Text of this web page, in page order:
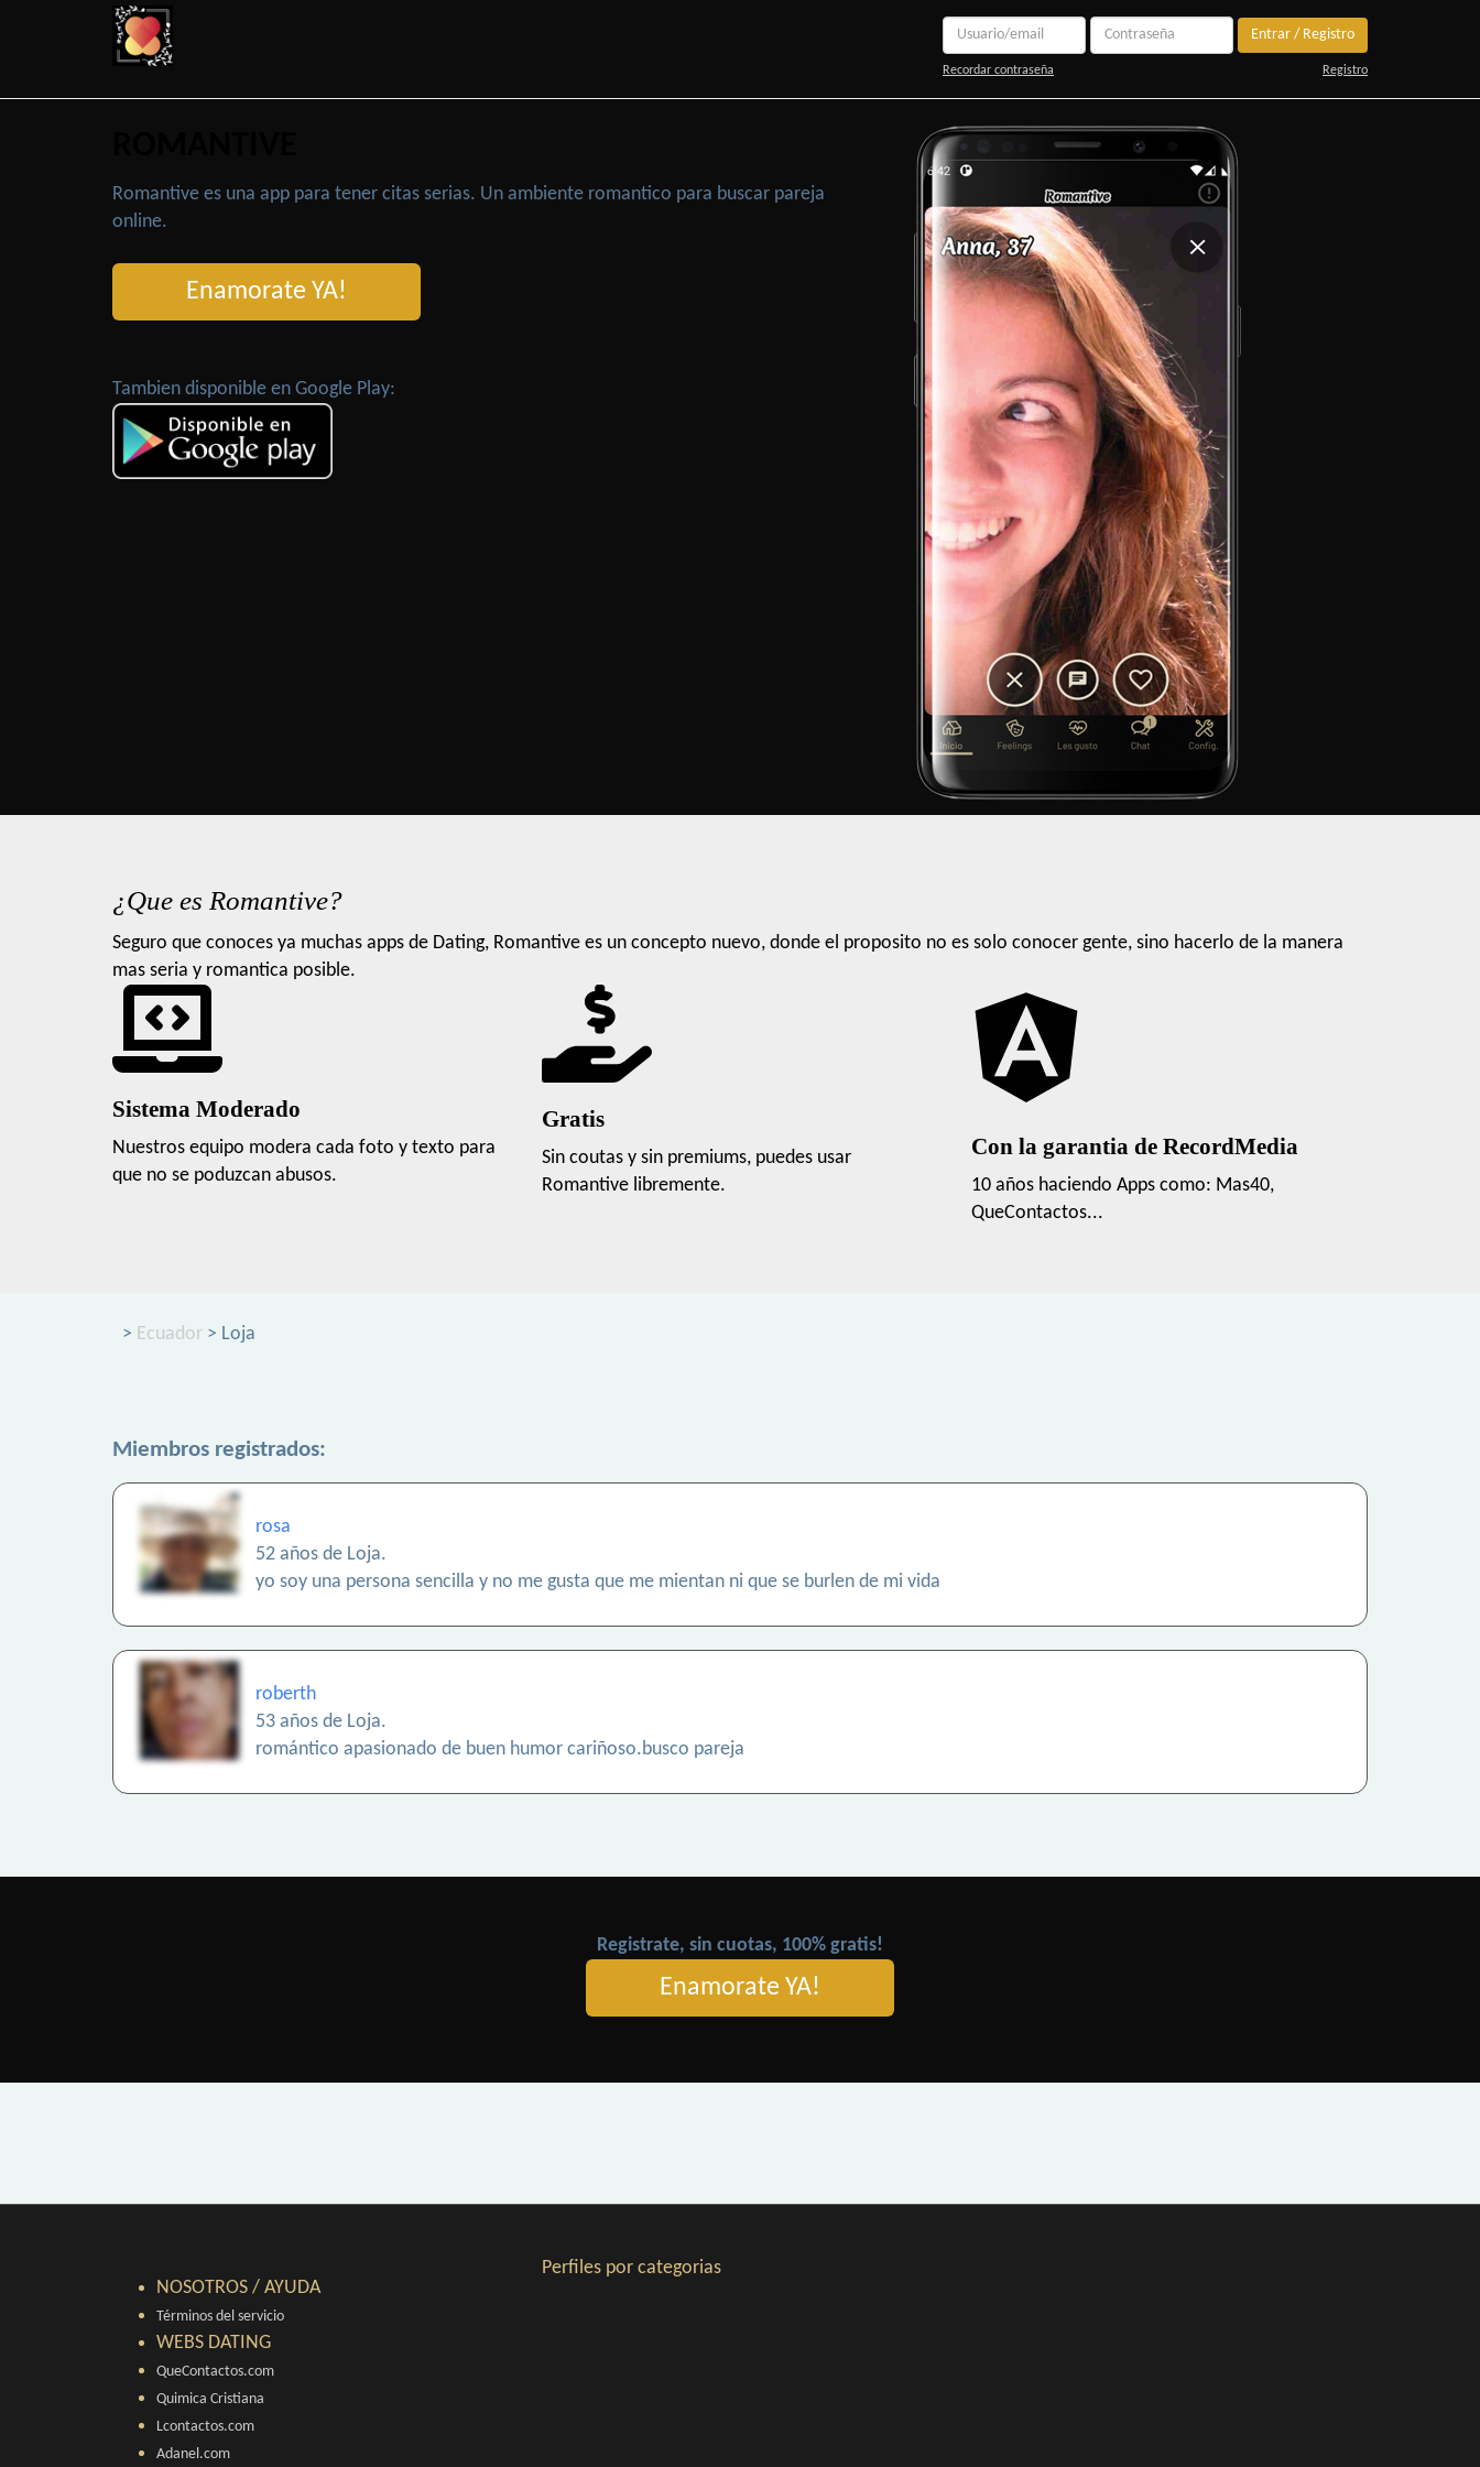
Entrar / Registro
Recordar contraseña Registro
Romantive es una app para tener citas serias. Un ambiente romantico para buscar pareja
online.
Enamorate YA!
Tambien disponible en Google Play:
¿Que es Romantive?
Seguro que conoces ya muchas apps de Dating, Romantive es un concepto nuevo, donde el proposito no es solo conocer gente, sino hacerlo de la manera
mas seria y romantica posible.
Sistema Moderado
Nuestros equipo modera cada foto y texto para
que no se poduzcan abusos.
Gratis
Sin coutas y sin premiums, puedes usar
Romantive libremente.
Con la garantia de RecordMedia
10 años haciendo Apps como: Mas40,
QueContactos...
> Ecuador > Loja
Miembros registrados:
rosa
52 años de Loja.
yo soy una persona sencilla y no me gusta que me mientan ni que se burlen de mi vida
roberth
53 años de Loja.
romántico apasionado de buen humor cariñoso.busco pareja
Registrate, sin cuotas, 100% gratis!
Enamorate YA!
NOSOTROS / AYUDA
Términos del servicio
WEBS DATING
QueContactos.com
Quimica Cristiana
Lcontactos.com
Adanel.com
Perfiles por categorias